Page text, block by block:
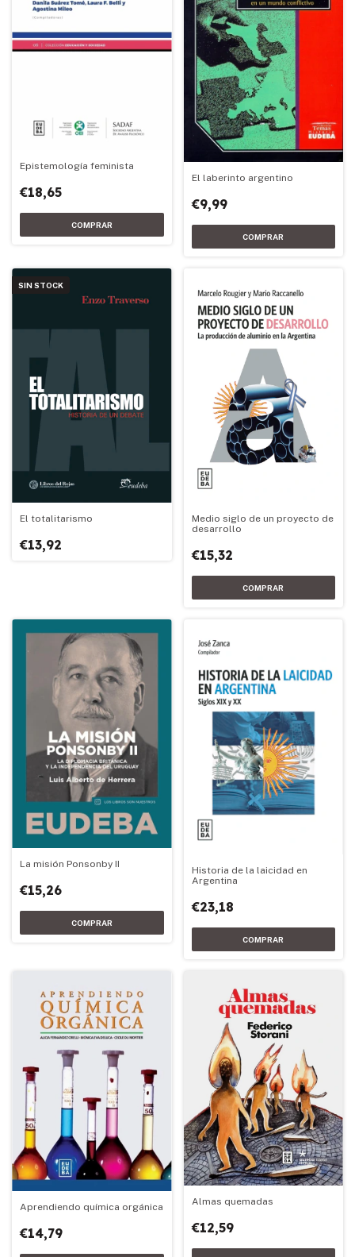
Epistemología feminista
€18,65
El laberinto argentino
€9,99
SIN STOCK
El totalitarismo
€13,92
Medio siglo de un proyecto de
desarrollo
€15,32
La misión Ponsonby II
€15,26
Historia de la laicidad en
Argentina
€23,18
Aprendiendo química orgánica
€14,79
Almas quemadas
€12,59